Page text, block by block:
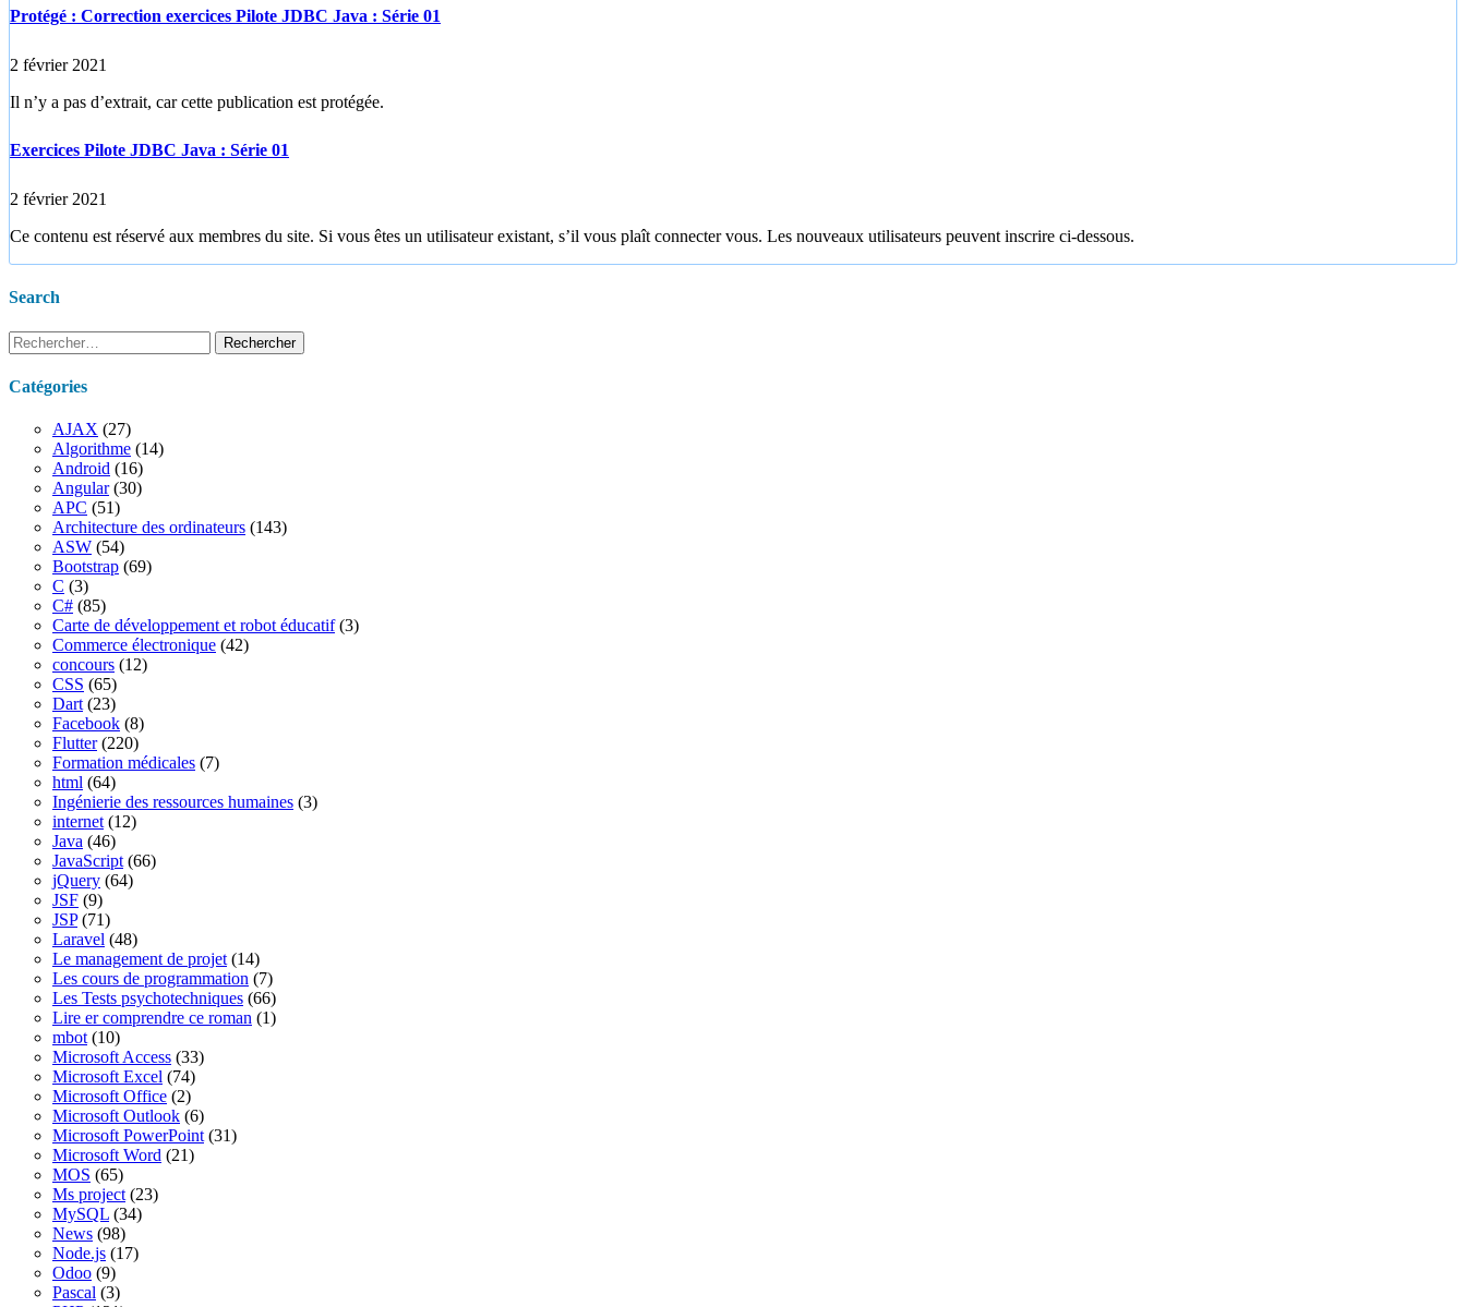
Protégé : Correction exercices Pilote JDBC Java : Série 01
2 février 2021
Il n’y a pas d’extrait, car cette publication est protégée.
Exercices Pilote JDBC Java : Série 01
2 février 2021
Ce contenu est réservé aux membres du site. Si vous êtes un utilisateur existant, s’il vous plaît connecter vous. Les nouveaux utilisateurs peuvent inscrire ci-dessous.
Search
Rechercher :
Catégories
AJAX (27)
Algorithme (14)
Android (16)
Angular(30)
APC (51)
Architecture des ordinateurs (143)
ASW (54)
Bootstrap (69)
C (3)
C# (85)
Carte de développement et robot éducatif(3)
Commerce électronique (42)
concours (12)
CSS (65)
Dart (23)
Facebook (8)
Flutter(220)
Formation médicales (7)
html (64)
Ingénierie des ressources humaines (3)
internet (12)
Java (46)
JavaScript (66)
jQuery (64)
JSF (9)
JSP(71)
Laravel (48)
Le management de projet (14)
Les cours de programmation (7)
Les Tests psychotechniques (66)
Lire er comprendre ce roman (1)
mbot (10)
Microsoft Access (33)
Microsoft Excel (74)
Microsoft Office (2)
Microsoft Outlook (6)
Microsoft PowerPoint (31)
Microsoft Word (21)
MOS (65)
Ms project (23)
MySQL (34)
News (98)
Node.js (17)
Odoo (9)
Pascal (3)